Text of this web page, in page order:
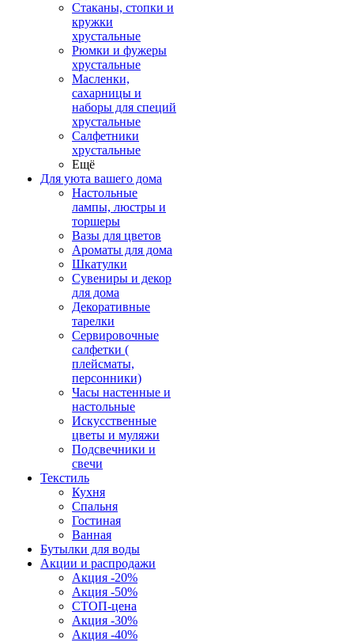
Стаканы, стопки и
кружки
хрустальные
Рюмки и фужеры
хрустальные
Масленки,
сахарницы и
наборы для специй
хрустальные
Салфетники
хрустальные
Ещё
Для уюта вашего дома
Настольные
лампы, люстры и
торшеры
Вазы для цветов
Ароматы для дома
Шкатулки
Сувениры и декор
для дома
Декоративные
тарелки
Сервировочные
салфетки (
плейсматы,
персонники)
Часы настенные и
настольные
Искусственные
цветы и муляжи
Подсвечники и
свечи
Текстиль
Кухня
Спальня
Гостиная
Ванная
Бутылки для воды
Акции и распродажи
Акция -20%
Акция -50%
СТОП-цена
Акция -30%
Акция -40%